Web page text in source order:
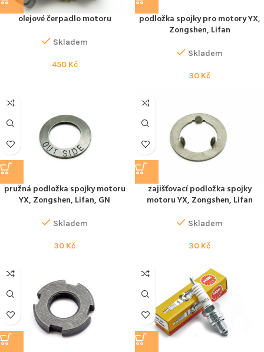
olejové čerpadlo motoru
Skladem
450 Kč
podložka spojky pro motory YX,
Zongshen, Lifan
Skladem
30 Kč
pružná podložka spojky motoru
YX, Zongshen, Lifan, GN
Skladem
30 Kč
zajišťovací podložka spojky
motoru YX, Zongshen, Lifan
Skladem
30 Kč